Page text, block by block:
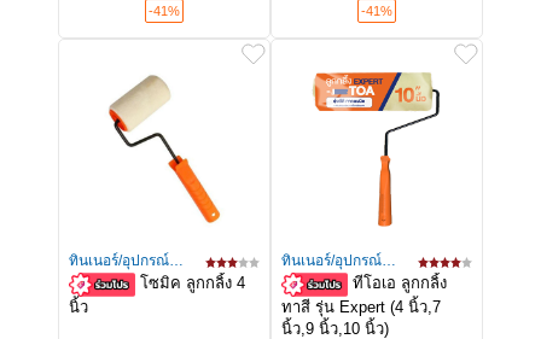
-41% -41%
ทินเนอร์/อุปกรณ์
ทาสี
โซมิค ลูกกลิ้ง 4
นิ้ว
ทินเนอร์/อุปกรณ์
ทาสี
ทีโอเอ ลูกกลิ้ง
ทาสี รุ่น Expert (4 นิ้ว,7
นิ้ว,9 นิ้ว,10 นิ้ว)